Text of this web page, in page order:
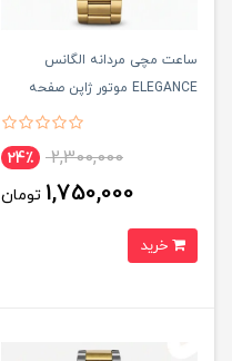
ساعت مچی مردانه الگانس
ELEGANCE موتور ژاپن صفحه
2,300,000 24٪
1,750,000 تومان